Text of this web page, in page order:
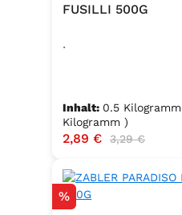
FUSILLI 500G
.
Inhalt: 0.5 Kilogramm
Kilogramm )
Verkaufspreis:
2,89 € Regulärer Preis:
3,29 €
Rabatt
%